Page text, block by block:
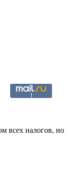
всех налогов, но